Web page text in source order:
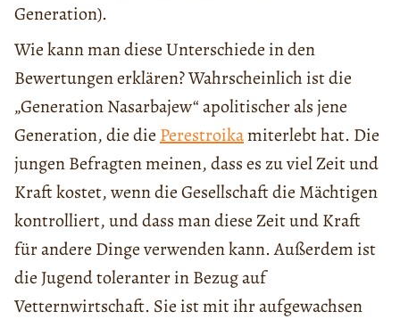
Generation).
Wie kann man diese Unterschiede in den
Bewertungen erklären? Wahrscheinlich ist die
„Generation Nasarbajew“ apolitischer als jene
Generation, die die Perestroikamiterlebt hat. Die
jungen Befragten meinen, dass es zu viel Zeit und
Kraft kostet, wenn die Gesellschaft die Mächtigen
kontrolliert, und dass man diese Zeit und Kraft
für andere Dinge verwenden kann. Außerdem ist
die Jugend toleranter in Bezug auf
Vetternwirtschaft. Sie ist mit ihr aufgewachsen